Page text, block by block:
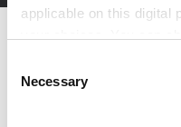
applicable on this digital
the Privacy trigger icon.
Selection
Necessary